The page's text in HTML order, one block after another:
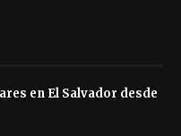
en El Salvador desde